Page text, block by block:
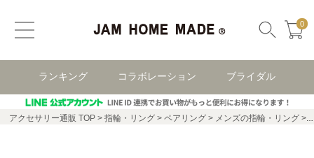
0
ランキング コラボレーション ブライダル
アクセサリー通販 TOP 指輪・リング ペアリング メンズの指輪・リング